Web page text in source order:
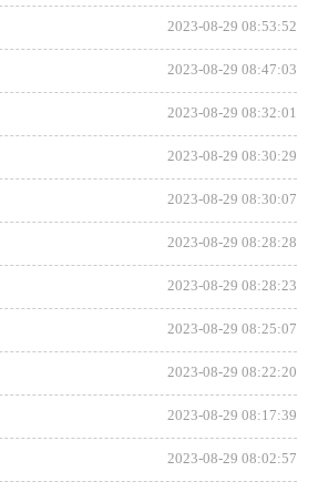
2023-08-29 08:53:52
2023-08-29 08:47:03
2023-08-29 08:32:01
2023-08-29 08:30:29
2023-08-29 08:30:07
2023-08-29 08:28:28
2023-08-29 08:28:23
2023-08-29 08:25:07
2023-08-29 08:22:20
2023-08-29 08:17:39
2023-08-29 08:02:57